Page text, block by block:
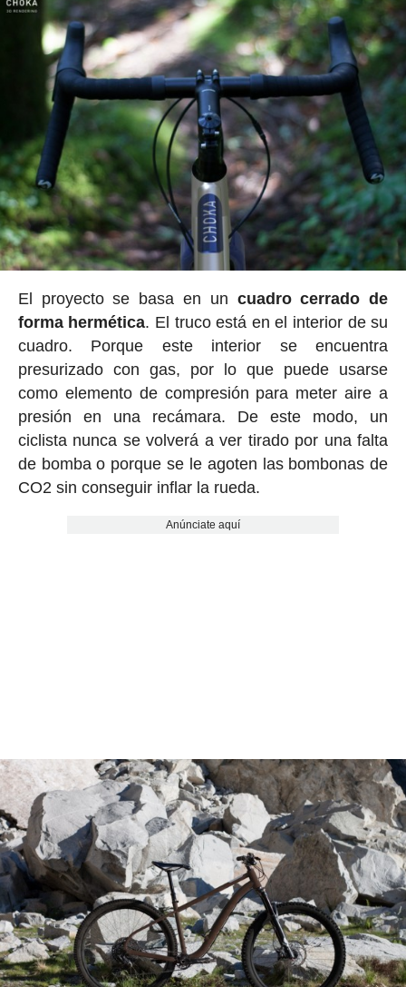
El proyecto se basa en un cuadro cerrado de
forma hermética. El truco está en el interior de su
cuadro. Porque este interior se encuentra
presurizado con gas, por lo que puede usarse
como elemento de compresión para meter aire a
presión en una recámara. De este modo, un
ciclista nunca se volverá a ver tirado por una falta
de bomba o porque se le agoten las bombonas de
CO2 sin conseguir inflar la rueda.
Anúnciate aquí